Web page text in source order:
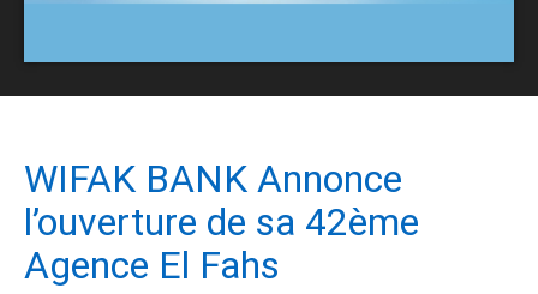
WIFAK BANK Annonce
l’ouverture de sa 42ème
Agence El Fahs